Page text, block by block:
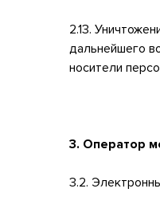
2.13.
дальнейшего
носители
3. Оператор
3.2.